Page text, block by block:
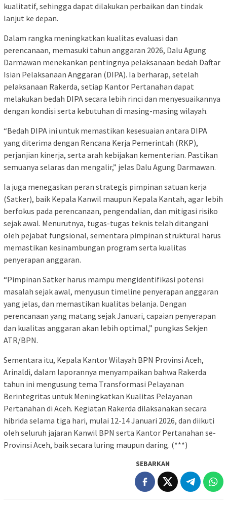
kualitatif, sehingga dapat dilakukan perbaikan dan tindak
lanjut ke depan.
Dalam rangka meningkatkan kualitas evaluasi dan
perencanaan, memasuki tahun anggaran 2026, Dalu Agung
Darmawan menekankan pentingnya pelaksanaan bedah Daftar
Isian Pelaksanaan Anggaran (DIPA). Ia berharap, setelah
pelaksanaan Rakerda, setiap Kantor Pertanahan dapat
melakukan bedah DIPA secara lebih rinci dan menyesuaikannya
dengan kondisi serta kebutuhan di masing-masing wilayah.
“Bedah DIPA ini untuk memastikan kesesuaian antara DIPA
yang diterima dengan Rencana Kerja Pemerintah (RKP),
perjanjian kinerja, serta arah kebijakan kementerian. Pastikan
semuanya selaras dan mengalir,” jelas Dalu Agung Darmawan.
Ia juga menegaskan peran strategis pimpinan satuan kerja
(Satker), baik Kepala Kanwil maupun Kepala Kantah, agar lebih
berfokus pada perencanaan, pengendalian, dan mitigasi risiko
sejak awal. Menurutnya, tugas-tugas teknis telah ditangani
oleh pejabat fungsional, sementara pimpinan struktural harus
memastikan kesinambungan program serta kualitas
penyerapan anggaran.
“Pimpinan Satker harus mampu mengidentifikasi potensi
masalah sejak awal, menyusun timeline penyerapan anggaran
yang jelas, dan memastikan kualitas belanja. Dengan
perencanaan yang matang sejak Januari, capaian penyerapan
dan kualitas anggaran akan lebih optimal,” pungkas Sekjen
ATR/BPN.
Sementara itu, Kepala Kantor Wilayah BPN Provinsi Aceh,
Arinaldi, dalam laporannya menyampaikan bahwa Rakerda
tahun ini mengusung tema Transformasi Pelayanan
Berintegritas untuk Meningkatkan Kualitas Pelayanan
Pertanahan di Aceh. Kegiatan Rakerda dilaksanakan secara
hibrida selama tiga hari, mulai 12-14 Januari 2026, dan diikuti
oleh seluruh jajaran Kanwil BPN serta Kantor Pertanahan se-
Provinsi Aceh, baik secara luring maupun daring. (***)
SEBARKAN